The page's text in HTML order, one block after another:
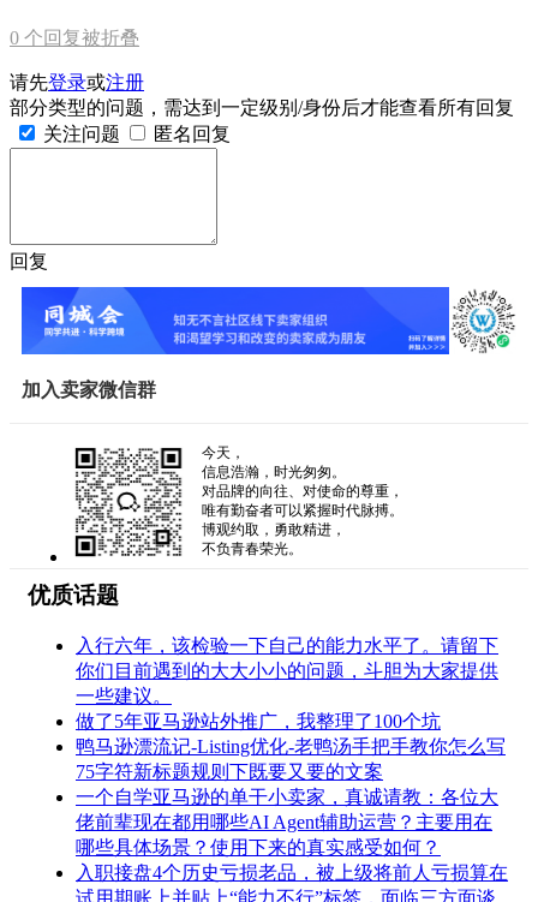
0 个回复被折叠
请先登录或注册
部分类型的问题，需达到一定级别/身份后才能查看所有回复
关注问题
匿名回复
回复
加入卖家微信群
今天，
信息浩瀚，时光匆匆。
对品牌的向往、对使命的尊重，
唯有勤奋者可以紧握时代脉搏。
博观约取，勇敢精进，
不负青春荣光。
优质话题
入行六年，该检验一下自己的能力水平了。请留下
你们目前遇到的大大小小的问题，斗胆为大家提供
一些建议。
做了5年亚马逊站外推广，我整理了100个坑
鸭马逊漂流记-Listing优化-老鸭汤手把手教你怎么写
75字符新标题规则下既要又要的文案
一个自学亚马逊的单干小卖家，真诚请教：各位大
佬前辈现在都用哪些AI Agent辅助运营？主要用在
哪些具体场景？使用下来的真实感受如何？
入职接盘4个历史亏损老品，被上级将前人亏损算在